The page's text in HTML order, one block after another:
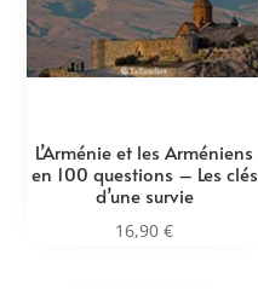
L’Arménie et les Arméniens
en 100 questions – Les clés
d’une survie
16,90€